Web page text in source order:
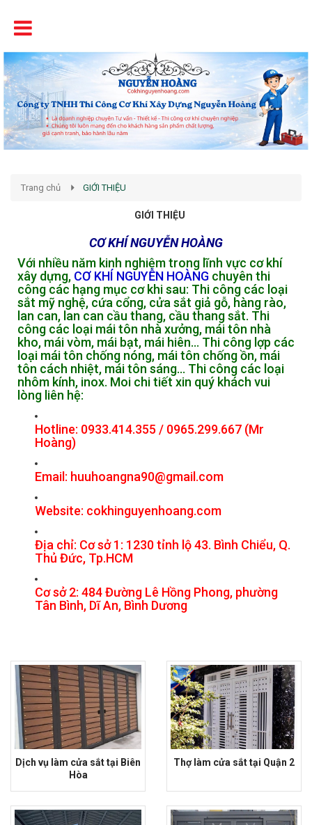
Trang chủ GIỚI THIỆU
GIỚI THIỆU
CƠ KHÍ NGUYỄN HOÀNG
Với nhiều năm kinh nghiệm trong lĩnh vực cơ khí
xây dựng, CƠ KHÍ NGUYỄN HOÀNG chuyên thi
công các hạng mục cơ khi sau: Thi công các loại
sắt mỹ nghệ, cứa cổng, cửa sắt giả gỗ, hàng rào,
lan can, lan can cầu thang, cầu thang sắt. Thi
công các loại mái tôn nhà xưởng, mái tôn nhà
kho, mái vòm, mái bạt, mái hiên... Thi công lợp các
loại mái tôn chống nóng, mái tôn chống ồn, mái
tôn cách nhiệt, mái tôn sáng... Thi công các loại
nhôm kính, inox. Moi chi tiết xin quý khách vui
lòng liên hệ:
Hotline: 0933.414.355 / 0965.299.667 (Mr
Hoàng)
Email: huuhoangna90@gmail.com
Website: cokhinguyenhoang.com
Địa chỉ: Cơ sở 1: 1230 tỉnh lộ 43. Bình Chiểu, Q.
Thủ Đức, Tp.HCM
Cơ sở 2: 484 Đường Lê Hồng Phong, phường
Tân Bình, Dĩ An, Bình Dương
Dịch vụ làm cửa sắt tại Biên
Hòa
Thợ làm cửa sắt tại Quận 2